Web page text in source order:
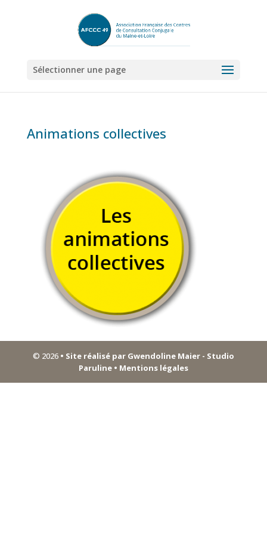
Sélectionner une page
Animations collectives
© 2026 • Site réalisé par Gwendoline Maier - Studio
Paruline• Mentions légales